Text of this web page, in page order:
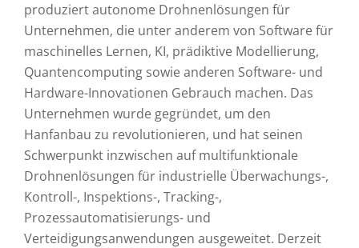
produziert autonome Drohnenlösungen für
Unternehmen, die unter anderem von Software für
maschinelles Lernen, KI, prädiktive Modellierung,
Quantencomputing sowie anderen Software- und
Hardware-Innovationen Gebrauch machen. Das
Unternehmen wurde gegründet, um den
Hanfanbau zu revolutionieren, und hat seinen
Schwerpunkt inzwischen auf multifunktionale
Drohnenlösungen für industrielle Überwachungs-,
Kontroll-, Inspektions-, Tracking-,
Prozessautomatisierungs- und
Verteidigungsanwendungen ausgeweitet. Derzeit